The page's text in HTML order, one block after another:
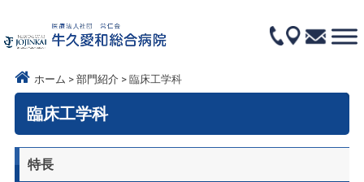
ホーム 部門紹介 臨床工学科
臨床工学科
特長